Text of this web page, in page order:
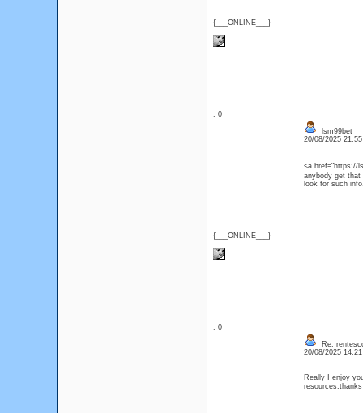
{___ONLINE___}
: 0
{___ONLINE___}
lsm99bet
20/08/2025
<a href="https://
anybody get that
look for such
: 0
Re:
20/08/2025
Really I enjoy